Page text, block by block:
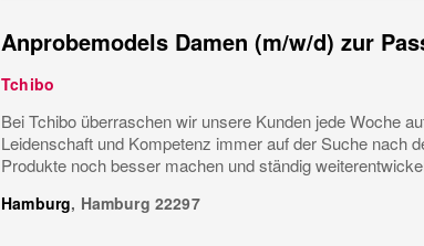
Anprobemodels Damen (m/w/d) zur
Tchibo
Bei Tchibo überraschen wir unsere Kunden jede Woche
Leidenschaft und Kompetenz immer auf der Suche nach
Produkte noch besser machen und ständig
Hamburg, Hamburg 22297